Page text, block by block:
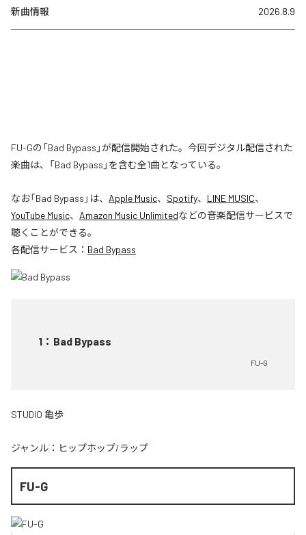
新曲情報 2026.8.9
FU-Gの「Bad Bypass」が配信開始された。今回デジタル配信された
楽曲は、「Bad Bypass」を含む全1曲となっている。
なお「Bad Bypass 」は、 Apple Music、 Spotify、 LINE MUSIC、
YouTube Music、 Amazon Music Unlimitedなどの音楽配信サービスで
聴くことができる。
各配信サービス： Bad Bypass
1 ： Bad Bypass
FU-G
STUDIO 亀歩
ジャンル： ヒップホップ/ラップ
FU-G